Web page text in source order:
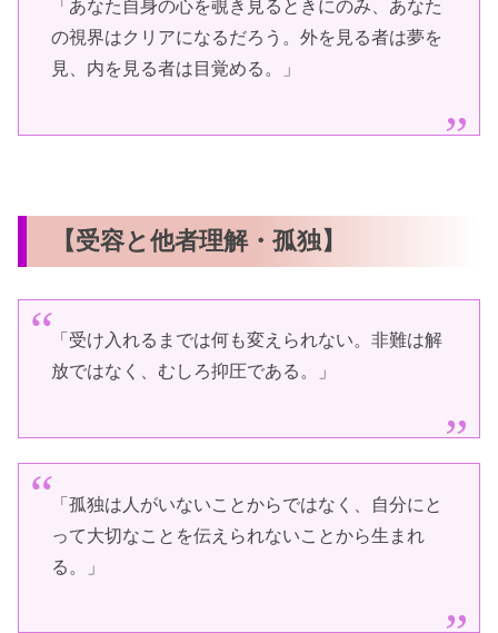
「あなた自身の心を覗き見るときにのみ、あなた
の視界はクリアになるだろう。外を見る者は夢を
見、内を見る者は目覚める。」
【受容と他者理解・孤独】
「受け入れるまでは何も変えられない。非難は解
放ではなく、むしろ抑圧である。」
「孤独は人がいないことからではなく、自分にと
って大切なことを伝えられないことから生まれ
る。」